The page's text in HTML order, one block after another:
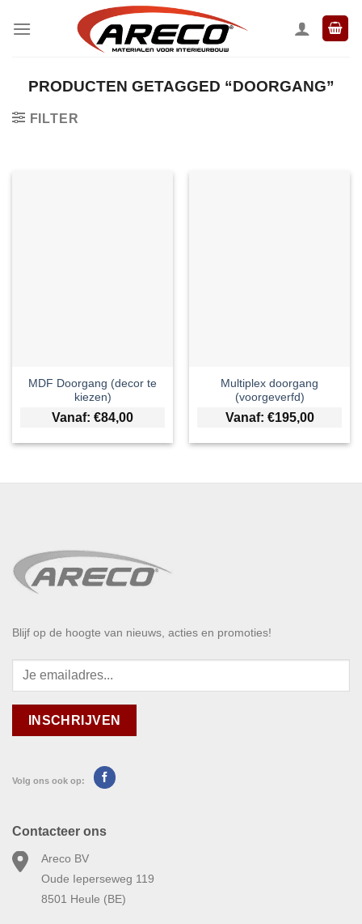
naar
PRODUCTEN GETAGGED “DOORGANG”
FILTER
MDF Doorgang (decor te
kiezen)
Vanaf: €84,00
Multiplex doorgang
(voorgeverfd)
Vanaf: €195,00
Blijf op de hoogte van nieuws, acties en promoties!
Volg ons ook op:
Contacteer ons
Areco BV
Oude Ieperseweg 119
8501 Heule (BE)